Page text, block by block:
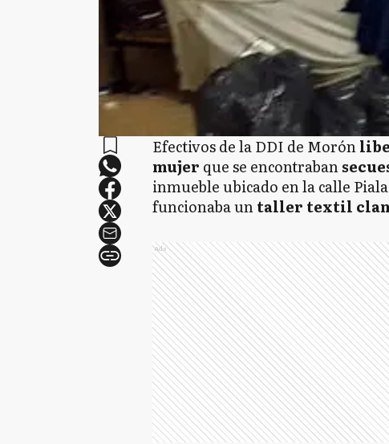
Efectivos de la DDI de Morón
mujer que se encontraban
inmueble ubicado en la calle
funcionaba untaller textil
Ads